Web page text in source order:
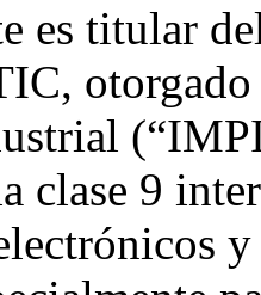
es titular
clase 9